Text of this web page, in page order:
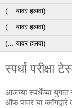
स्पर्धा परीक्षा
आजच्या स्पर्धेच्या युगात
ऑफ पावर या ब्लॉगद्वारे